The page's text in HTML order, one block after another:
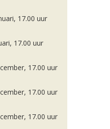
17.00 uur
17.00 uur
17.00 uur
17.00 uur
17.00 uur